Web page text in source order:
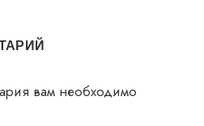
вам необходимо